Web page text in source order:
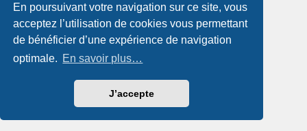
En poursuivant votre navigation sur ce site, vous
acceptez l’utilisation de cookies vous permettant
de bénéficier d’une expérience de navigation
optimale. En savoir plus…
J’accepte